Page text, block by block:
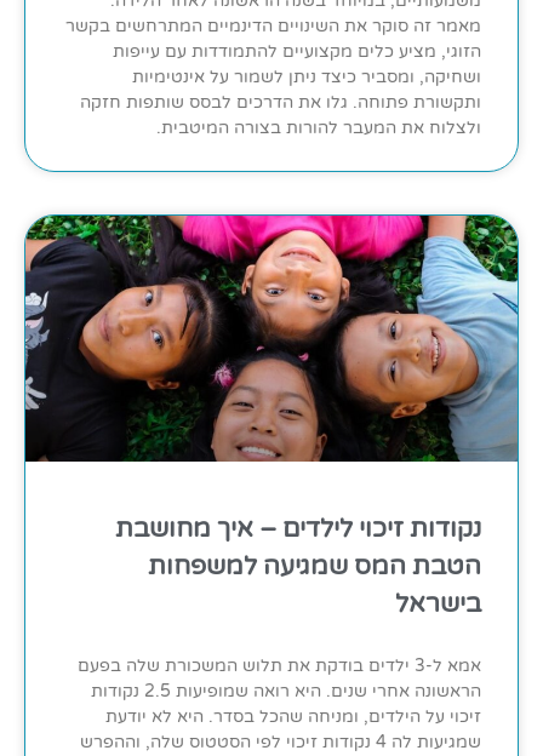
מאמר זה סוקר את השינויים הדינמיים המתרחשים בקשר
הזוגי, מציע כלים מקצועיים להתמודדות עם עייפות
ושחיקה, ומסביר כיצד ניתן לשמור על אינטימיות
ותקשורת פתוחה. גלו את הדרכים לבסס שותפות חזקה
ולצלוח את המעבר להורות בצורה המיטבית.
נקודות זיכוי לילדים – איך מחושבת
הטבת המס שמגיעה למשפחות
בישראל
אמא ל-3 ילדים בודקת את תלוש המשכורת שלה בפעם
הראשונה אחרי שנים. היא רואה שמופיעות 2.5 נקודות
זיכוי על הילדים, ומניחה שהכל בסדר. היא לא יודעת
שמגיעות לה 4 נקודות זיכוי לפי הסטטוס שלה, וההפרש